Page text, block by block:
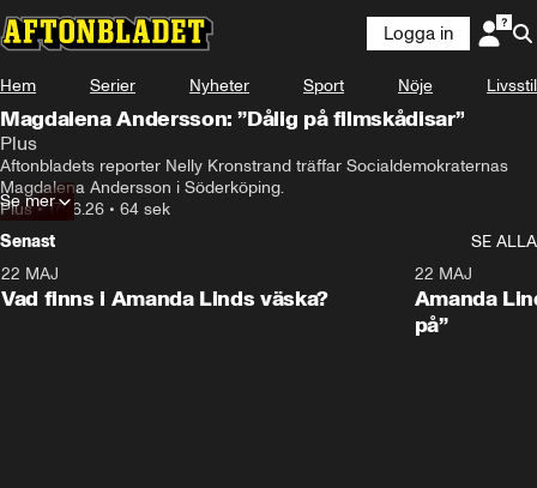
Logga in
Hem Serier Nyheter Sport Nöje Livsstil
Magdalena Andersson: ”Dålig på filmskådisar”
Plus
Aftonbladets reporter Nelly Kronstrand träffar Socialdemokraternas
Magdalena Andersson i Söderköping.
Plus•17.06.26 • 64 sek
Se mer
Senast
SE ALLA
Plus
22 MAJ
Vad finns i Amanda Linds väska?
Plus
22 MAJ
Amanda
på”